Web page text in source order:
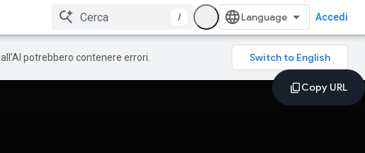
/ Accedi
potrebbero contenere errori.